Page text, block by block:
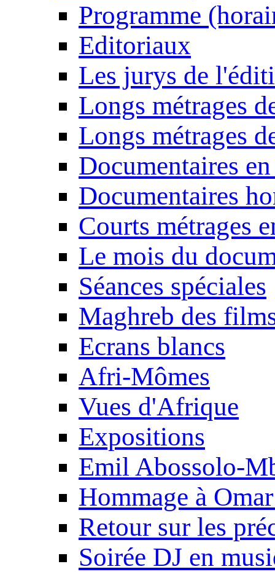
Programme
Editoriaux
Les jurys de
Longs métrages
Longs métrages
Documentaires
Documentaires
Courts métrages
Le mois du
Séances spéciales
Maghreb des
Ecrans blancs
Afri-Mômes
Vues d'Afrique
Expositions
Emil Abossolo-
Hommage à
Retour sur les
Soirée DJ en